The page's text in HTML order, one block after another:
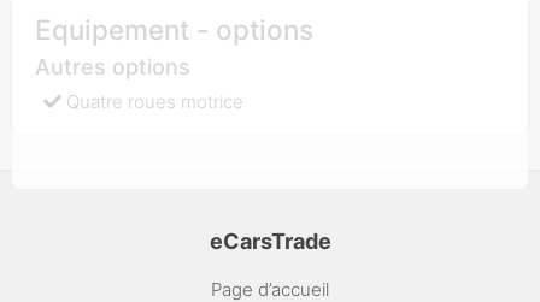
Equipement - options
Autres options
Quatre roues motrice
eCarsTrade
Page d’accueil